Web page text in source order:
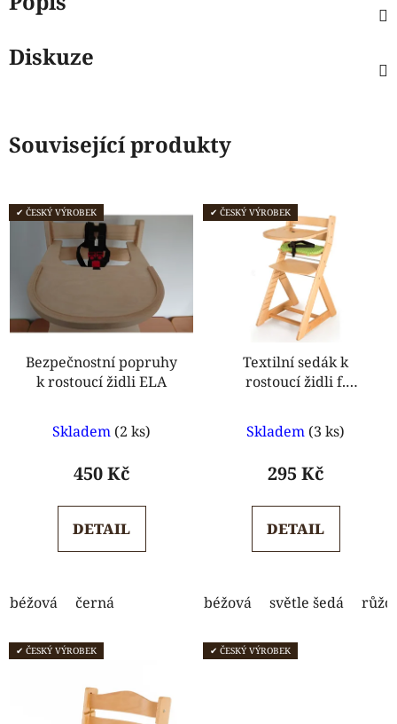
Diskuze
Související produkty
✔ ČESKÝ VÝROBEK
Bezpečnostní popruhy
k rostoucí židli ELA
Skladem (2 ks)
450 Kč
DETAIL
béžová černá
✔ ČESKÝ VÝROBEK
Textilní sedák k
rostoucí židli f.
hodnocení
produktu
5,0
z
Skladem (3 ks)
295 Kč
DETAIL
béžová světle šedá
✔ ČESKÝ VÝROBEK ✔ ČESKÝ VÝROBEK